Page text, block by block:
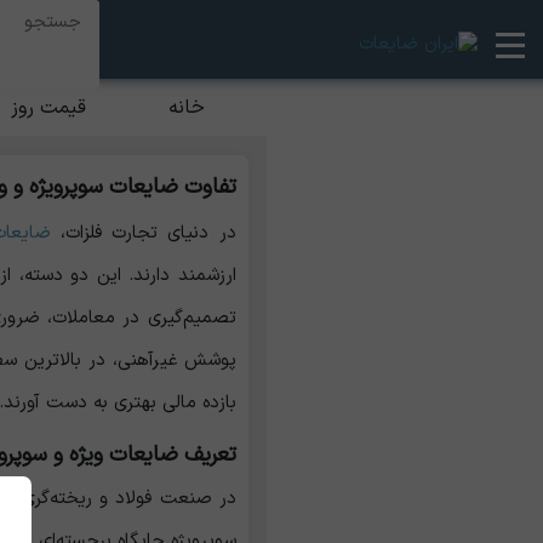
خانه قیمت روز
تفاوت ضایعات سوپرویژه و
در دنیای تجارت فلزات،
ارزشمند دارند. این دو
تصمیم‌گیری در معاملات،
پوشش غیرآهنی، در بالاترین
بازده مالی بهتری به دست آورند.
تعریف ضایعات ویژه و
در صنعت فولاد و ریخته‌گری،